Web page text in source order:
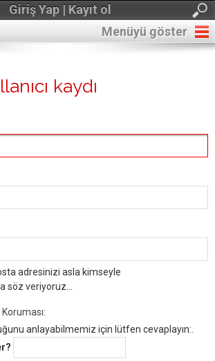
Giriş Yap | Kayıt ol
Menüyü göster
kaydı
adresinizi asla kimseyle
söz veriyoruz...
anlayabilmemiz için lütfen cevaplayın:.